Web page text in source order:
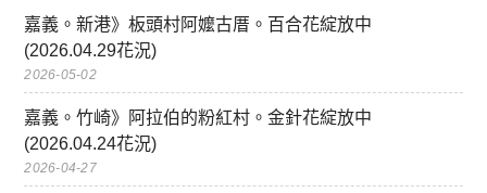
嘉義。新港》板頭村阿嬤古厝。百合花綻放中
(2026.04.29花況)
2026-05-02
嘉義。竹崎》阿拉伯的粉紅村。金針花綻放中
(2026.04.24花況)
2026-04-27